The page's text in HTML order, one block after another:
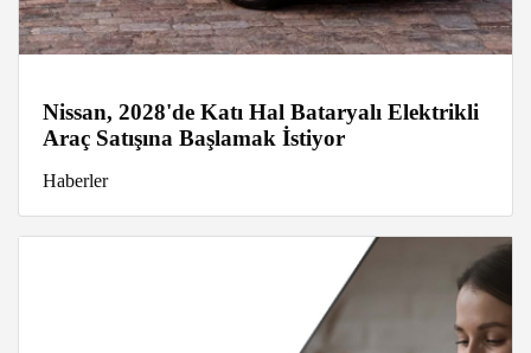
Nissan, 2028'de Katı Hal Bataryalı Elektrikli
Araç Satışına Başlamak İstiyor
Haberler